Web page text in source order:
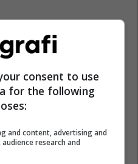
consent to use
for the following
and content, advertising and
research and